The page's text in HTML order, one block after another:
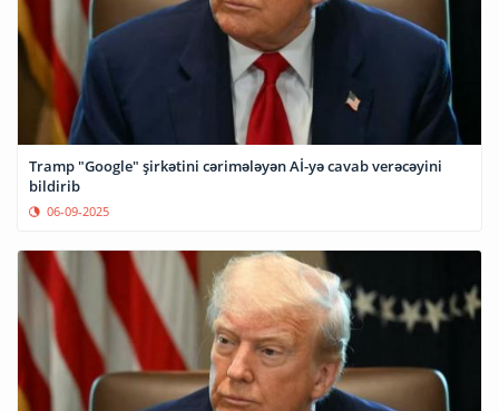
Tramp "Google" şirkətini cərimələyən Aİ-yə cavab verəcəyini
bildirib
06-09-2025